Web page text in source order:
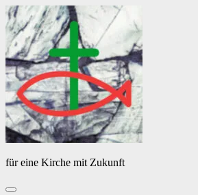
Skip
to
content
von
PfarrerB
für eine Kirche mit Zukunft